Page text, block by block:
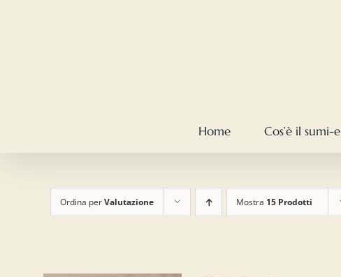
Home Cos’è il sumi-e
Ordina perValutazione Mostra 15 Prodotti